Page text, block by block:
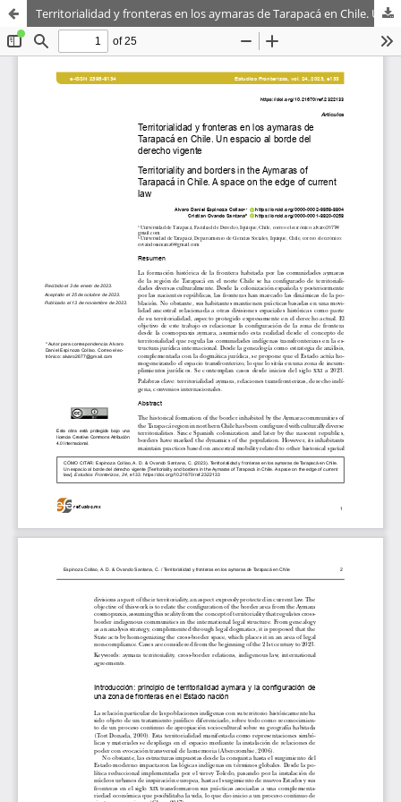
Territorialidad y fronteras en los aymaras de Tarapacá en Chile. Un espacio al borde del derecho vigente